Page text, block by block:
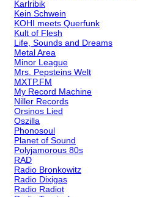
Karlribik
Kein Schwein
KOHI meets Querfunk
Kult of Flesh
Life, Sounds and Dreams
Metal Area
Minor League
Mrs. Pepsteins Welt
MXTP.FM
My Record Machine
Niller Records
Orsinos Lied
Oszilla
Phonosoul
Planet of Sound
Polyjamorous 80s
RAD
Radio Bronkowitz
Radio Dixigas
Radio Radiot